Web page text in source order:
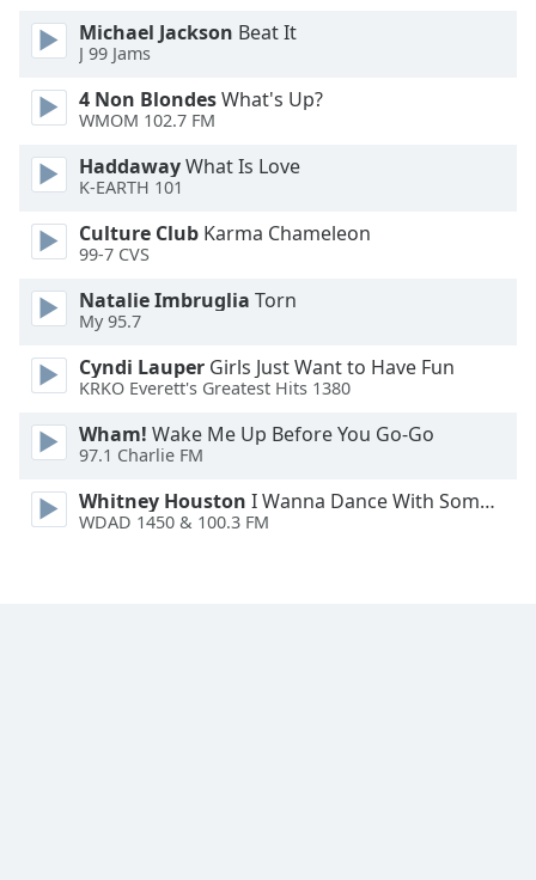
Color
Opacity
Size
Edge
Style
Font
Reset
Done
Michael Jackson Beat It
J 99 Jams
4 Non BlondesWhat's Up?
WMOM 102.7 FM
HaddawayWhat Is Love
K-EARTH 101
Culture Club Karma Chameleon
99-7 CVS
Natalie Imbruglia Torn
My 95.7
Cyndi Lauper Girls Just Want to Have Fun
KRKO Everett's Greatest Hits 1380
Wham! Wake Me Up Before You Go-Go
97.1 Charlie FM
Whitney Houston I Wanna Dance With Somebody
WDAD 1450 & 100.3 FM